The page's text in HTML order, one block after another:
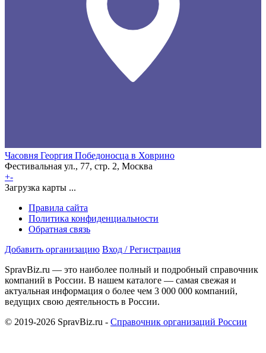
Часовня Георгия Победоносца в Ховрино
Фестивальная ул., 77, стр. 2, Москва
+-
Загрузка карты ...
Правила сайта
Политика конфиденциальности
Обратная связь
Добавить организацию Вход / Регистрация
SpravBiz.ru — это наиболее полный и подробный справочник
компаний в России. В нашем каталоге — самая свежая и
актуальная информация о более чем 3 000 000 компаний,
ведущих свою деятельность в России.
© 2019-2026 SpravBiz.ru - Справочник организаций России